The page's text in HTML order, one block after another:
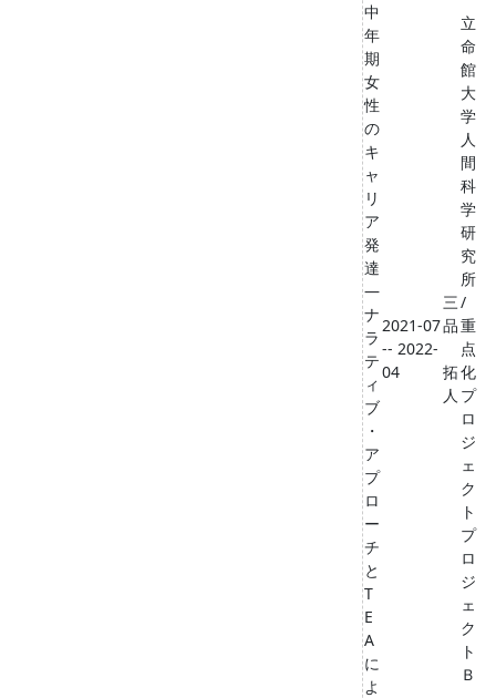
中
年
期
女
性
の
キ
ャ
リ
ア
発
達
―
ナ
ラ
テ
ィ
ブ
・
ア
プ
ロ
ー
チ
と
T
E
A
に
よ
2021-07
-- 2022-
04
三
品
拓
人
立
命
館
大
学
人
間
科
学
研
究
所
/
重
点
化
プ
ロ
ジ
ェ
ク
ト
プ
ロ
ジ
ェ
ク
ト
Ｂ